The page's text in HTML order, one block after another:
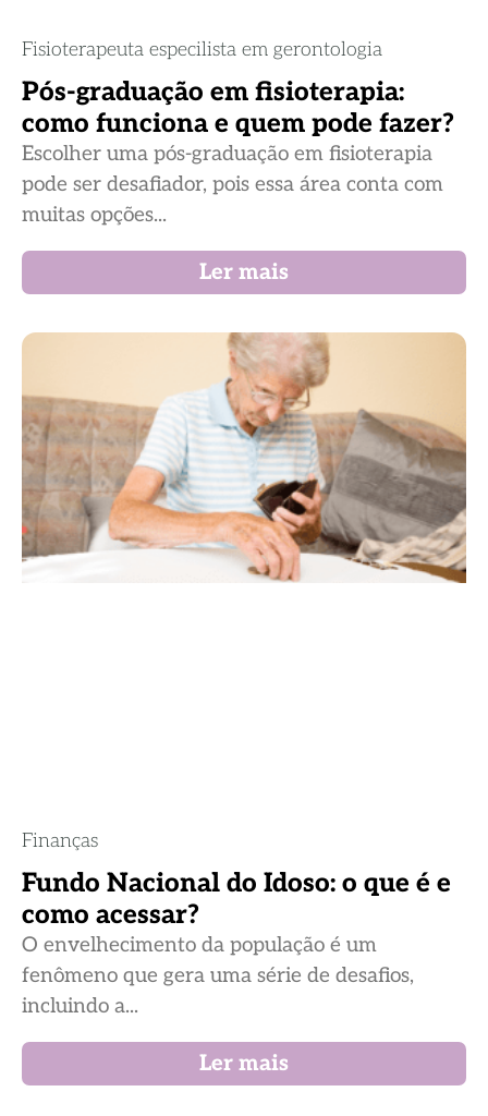
Fisioterapeuta especilista em gerontologia
Pós-graduação em fisioterapia:
como funciona e quem pode fazer?
Escolher uma pós-graduação em fisioterapia
pode ser desafiador, pois essa área conta com
muitas opções...
Ler mais
Finanças
Fundo Nacional do Idoso: o que é e
como acessar?
O envelhecimento da população é um
fenômeno que gera uma série de desafios,
incluindo a...
Ler mais